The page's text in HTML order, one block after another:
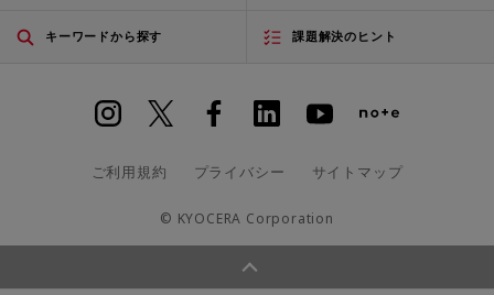
キーワードから探す 課題解決のヒント
ご利用規約 プライバシー サイトマップ
© KYOCERA Corporation